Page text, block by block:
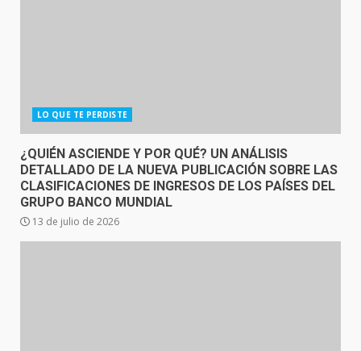
LO QUE TE PERDISTE
¿QUIÉN ASCIENDE Y POR QUÉ? UN ANÁLISIS
DETALLADO DE LA NUEVA PUBLICACIÓN SOBRE LAS
CLASIFICACIONES DE INGRESOS DE LOS PAÍSES DEL
GRUPO BANCO MUNDIAL
13 de julio de 2026